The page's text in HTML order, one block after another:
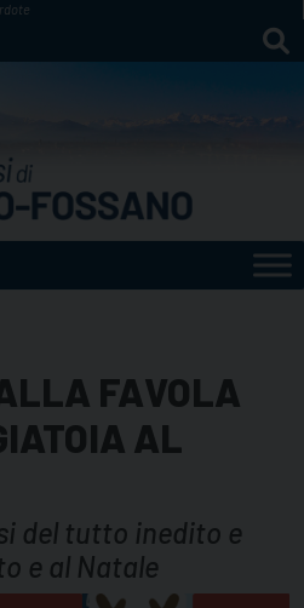
FAVOLA
AL
del tutto inedito e
e al Natale